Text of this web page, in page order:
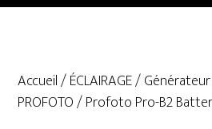
Accueil/ÉCLAIRAGE/
PROFOTO/ Profoto Pro-B2